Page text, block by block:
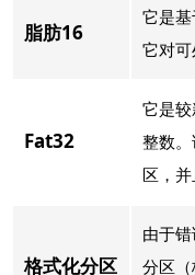
脂肪16
它是基
它对可
Fat32
它是较
整数
区，并
格式化分区
由于
分区